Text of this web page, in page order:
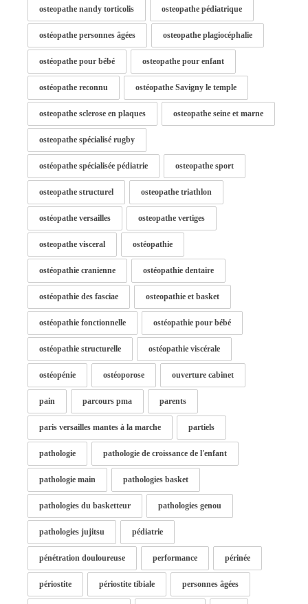
osteopathe nandy torticolis osteopathe pédiatrique
ostéopathe personnes âgées osteopathe plagiocéphalie
ostéopathe pour bébé osteopathe pour enfant
ostéopathe reconnu ostéopathe Savigny le temple
osteopathe sclerose en plaques osteopathe seine et marne
osteopathe spécialisé rugby
ostéopathe spécialisée pédiatrie osteopathe sport
osteopathe structurel osteopathe triathlon
ostéopathe versailles osteopathe vertiges
osteopathe visceral ostéopathie
ostéopathie cranienne ostéopathie dentaire
ostéopathie des fasciae osteopathie et basket
ostéopathie fonctionnelle ostéopathie pour bébé
ostéopathie structurelle ostéopathie viscérale
ostéopénie ostéoporose ouverture cabinet
pain parcours pma parents
paris versailles mantes à la marche partiels
pathologie pathologie de croissance de l'enfant
pathologie main pathologies basket
pathologies du basketteur pathologies genou
pathologies jujitsu pédiatrie
pénétration douloureuse performance périnée
périostite périostite tibiale personnes âgées